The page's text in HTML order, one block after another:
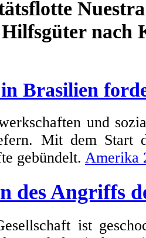
in Brasilien
und
Mit dem Start
gebündelt. Amerika
des Angriffs
ist